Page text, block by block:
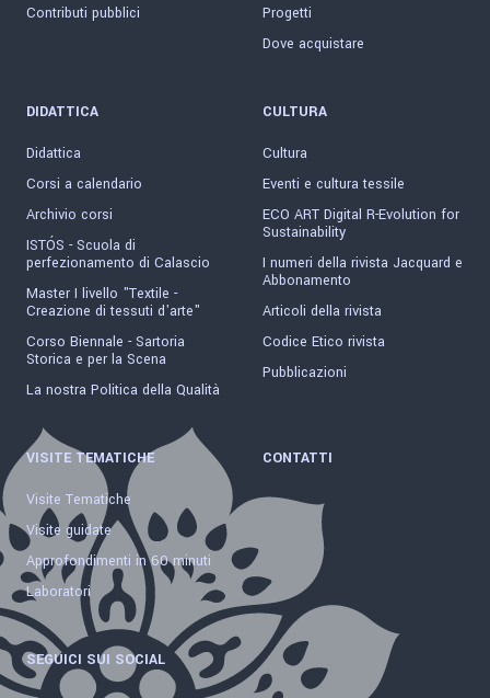
Contributi pubblici
Progetti
Dove acquistare
DIDATTICA
Didattica
Corsi a calendario
Archivio corsi
ISTÓS - Scuola di
perfezionamento di Calascio
Master I livello "Textile -
Creazione di tessuti d'arte"
Corso Biennale - Sartoria
Storica e per la Scena
La nostra Politica della Qualità
CULTURA
Cultura
Eventi e cultura tessile
ECO ART Digital R-Evolution for
Sustainability
I numeri della rivista Jacquard e
Abbonamento
Articoli della rivista
Codice Etico rivista
Pubblicazioni
VISITE TEMATICHE
Visite Tematiche
Visite guidate
Approfondimenti in 60 minuti
Laboratori
CONTATTI
SEGUICI SUI SOCIAL